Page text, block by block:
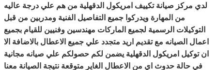
لدي مركز صيانة تكييف امريكول الدقهلية من هم علي درجة عاليه
من المهارة ويدركوا جميع التفاصيل الفنية ومدربين من قبل
التوكيلات الرسمية لجميع الماركات مهندسين وفنيين للقيام بجميع
اعمال الصيانه مع تقديم اريد متجدد علي جميع الاعطال بالاضافة الا
ان توكيل امريكول الدقهلية يضمن لكم حصولكم علي صيانه مجانية
في حالة حدوث اي من الاعطال الغاير متوقعة نتيجة الصيانة معنا